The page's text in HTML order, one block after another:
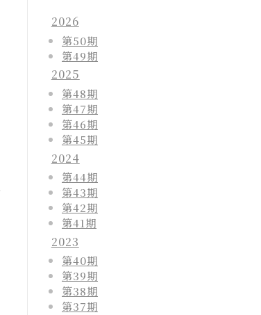
2026
第50期
第49期
2025
第48期
第47期
第46期
第45期
2024
第44期
第43期
第42期
第41期
2023
第40期
第39期
第38期
第37期